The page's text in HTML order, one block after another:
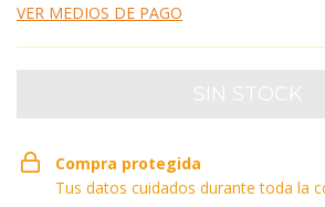
VER MEDIOS DE PAGO
Compra protegida
Tus datos cuidados durante toda la